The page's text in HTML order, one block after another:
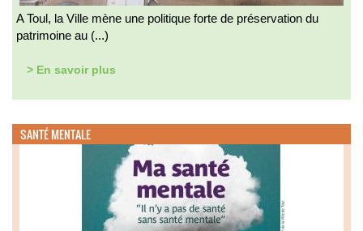
A Toul, la Ville mène une politique forte de préservation du
patrimoine au (...)
> En savoir plus
SANTÉ MENTALE